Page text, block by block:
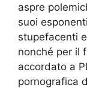
aspre
suoi
stupefacenti
nonché per il
accordato a
pornografica